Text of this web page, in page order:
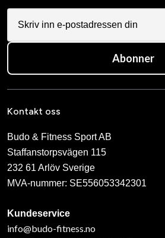
Abonner
Kontakt oss
Budo & Fitness Sport AB
Staffanstorpsvägen 115
232 61 Arlöv Sverige
MVA-nummer: SE556053342301
Kundeservice
info@budo-fitness.no